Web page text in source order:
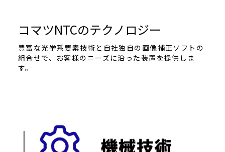
コマツNTCのテクノロジー
豊富な光学系要素技術と自社独自の画像補正ソフトの
組合せで、お客様のニーズに沿った装置を提供しま
す。